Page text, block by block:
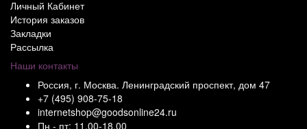
Личный Кабинет
История заказов
Закладки
Рассылка
Наши контакты
Россия, г. Москва. Ленинградский проспект, дом 47
+7 (495) 908-75-18
internetshop@goodsonline24.ru
Пн - пт: 11.00-18.00